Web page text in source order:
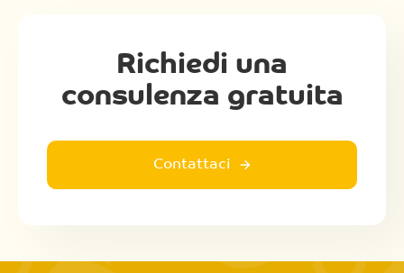
Richiedi una
consulenza gratuita
Contattaci